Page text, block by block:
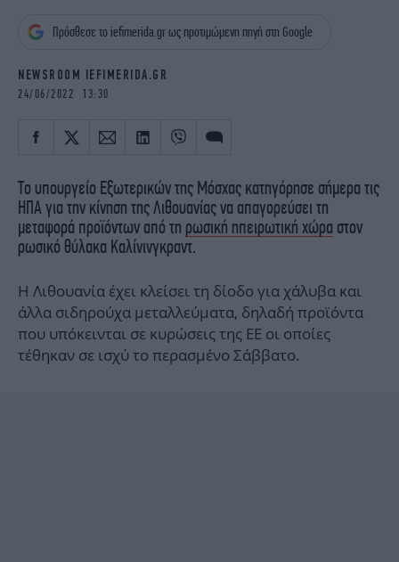
OSCARS
THE OCEAN
Πρόσθεσε το iefimerida.gr ως προτιμώμενη πηγή στη Google
NEWSROOM IEFIMERIDA.GR
24/06/2022 13:30
Το υπουργείο Εξωτερικών της Μόσχας κατηγόρησε σήμερα τις
ΗΠΑ για την κίνηση της Λιθουανίας να απαγορεύσει τη
μεταφορά προϊόντων από τη ρωσική ηπειρωτική χώρα στον
ρωσικό θύλακα Καλίνινγκραντ.
Η Λιθουανία έχει κλείσει τη δίοδο για χάλυβα και
άλλα σιδηρούχα μεταλλεύματα, δηλαδή προϊόντα
που υπόκεινται σε κυρώσεις της ΕΕ οι οποίες
τέθηκαν σε ισχύ το περασμένο Σάββατο.